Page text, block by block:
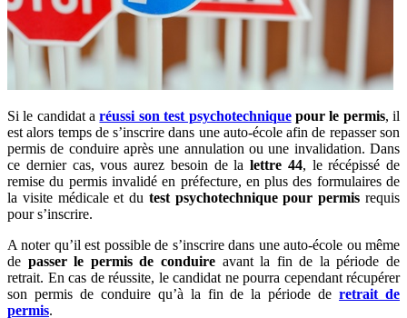
Si le candidat aréussi son test psychotechniquepour le permis, il
est alors temps de s’inscrire dans une auto-école afin de repasser son
permis de conduire après une annulation ou une invalidation. Dans
ce dernier cas, vous aurez besoin de la lettre 44, le récépissé de
remise du permis invalidé en préfecture, en plus des formulaires de
la visite médicale et du test psychotechnique pour permisrequis
pour s’inscrire.
A noter qu’il est possible de s’inscrire dans une auto-école ou même
de passer le permis de conduireavant la fin de la période de
retrait. En cas de réussite, le candidat ne pourra cependant récupérer
son permis de conduire qu’à la fin de la période deretrait de
permis.